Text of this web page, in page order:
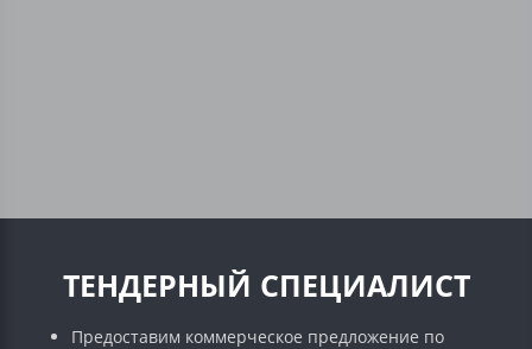
ТЕНДЕРНЫЙ СПЕЦИАЛИСТ
Предоставим коммерческое предложение по